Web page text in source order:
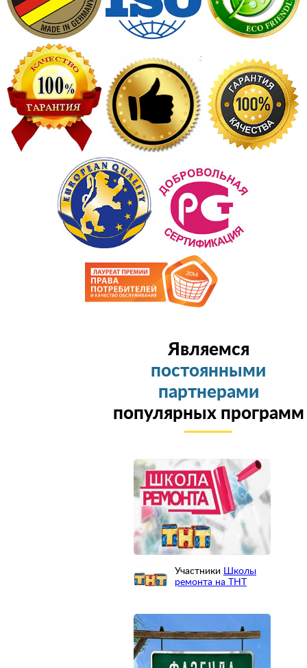
Являемся
постоянными
партнерами
популярных программ
Участники Школы
ремонта на ТНТ